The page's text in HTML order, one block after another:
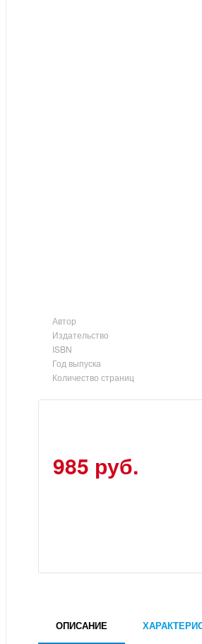
Автор
Издательство
ISBN
Год выпуска
Количество страниц
985 руб.
ОПИСАНИЕ